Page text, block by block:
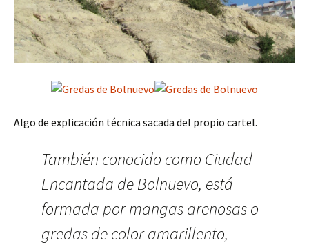
Algo de explicación técnica sacada del propio cartel.
También conocido como Ciudad
Encantada de Bolnuevo, está
formada por mangas arenosas o
gredas de color amarillento,